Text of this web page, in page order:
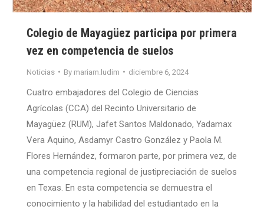
Colegio de Mayagüez participa por primera
vez en competencia de suelos
Noticias By mariam.ludim diciembre 6, 2024
Cuatro embajadores del Colegio de Ciencias
Agrícolas (CCA) del Recinto Universitario de
Mayagüez (RUM), Jafet Santos Maldonado, Yadamax
Vera Aquino, Asdamyr Castro González y Paola M.
Flores Hernández, formaron parte, por primera vez, de
una competencia regional de justipreciación de suelos
en Texas. En esta competencia se demuestra el
conocimiento y la habilidad del estudiantado en la